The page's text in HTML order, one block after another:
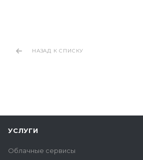
НАЗАД К СПИСКУ
УСЛУГИ
Облачные сервисы